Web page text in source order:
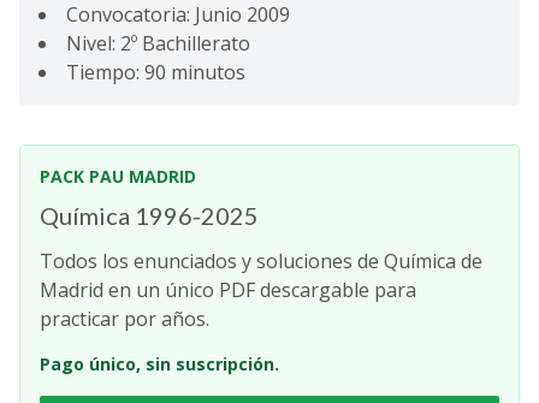
Convocatoria: Junio 2009
Nivel: 2º Bachillerato
Tiempo: 90 minutos
PACK PAU MADRID
Química 1996-2025
Todos los enunciados y soluciones de Química de
Madrid en un único PDF descargable para
practicar por años.
Pago único, sin suscripción.